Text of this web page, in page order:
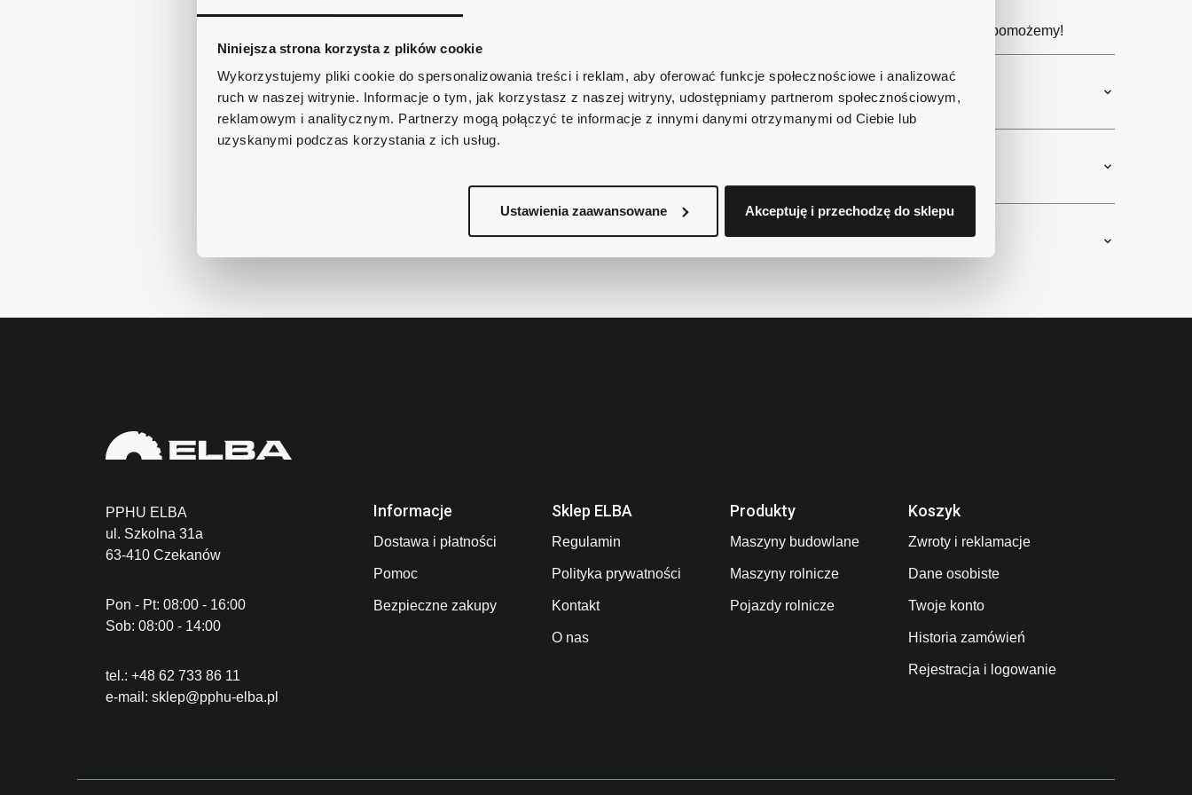
Niniejsza strona korzysta z plików cookie
Wykorzystujemy pliki cookie do spersonalizowania treści i reklam, aby oferować funkcje społecznościowe i analizować
ruch w naszej witrynie. Informacje o tym, jak korzystasz z naszej witryny, udostępniamy partnerom społecznościowym,
reklamowym i analitycznym. Partnerzy mogą połączyć te informacje z innymi danymi otrzymanymi od Ciebie lub
uzyskanymi podczas korzystania z ich usług.
Ustawienia zaawansowane Akceptuję i przechodzę do sklepu
Zadzwoń do nas 62 733 86 11 lub napisz e-mail. Chętnie pomożemy!
Krótki opis
Dostawa
PPHU ELBA
ul. Szkolna 31a
63-410 Czekanów
Pon - Pt: 08:00 - 16:00
Sob: 08:00 - 14:00
tel.: +48 62 733 86 11
e-mail: sklep@pphu-elba.pl
Informacje
Dostawa i płatności
Pomoc
Bezpieczne zakupy
Sklep ELBA
Regulamin
Polityka prywatności
Kontakt
O nas
Produkty
Maszyny budowlane
Maszyny rolnicze
Pojazdy rolnicze
Koszyk
Zwroty i reklamacje
Dane osobiste
Twoje konto
Historia zamówień
Rejestracja i logowanie